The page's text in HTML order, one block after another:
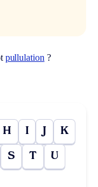
pullulation ?
H I J K
S T U